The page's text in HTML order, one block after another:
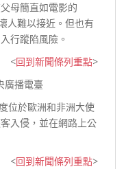
母簡直如電影的
人難以接近。但也有
行蹤陷風險。
<回到新聞條列重點>
廣播電臺
位於歐洲和非洲大使
入侵，並在網路上公
<回到新聞條列重點>